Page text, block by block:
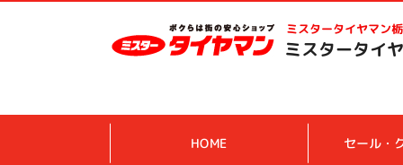
ミスタータイヤマン
ミスタータイ
HOME セール・